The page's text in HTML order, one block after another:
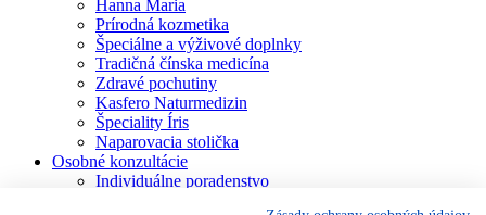
Hanna Maria
Prírodná kozmetika
Špeciálne a výživové doplnky
Tradičná čínska medicína
Zdravé pochutiny
Kasfero Naturmedizin
Špeciality Íris
Naparovacia stolička
Osobné konzultácie
Individuálne poradenstvo